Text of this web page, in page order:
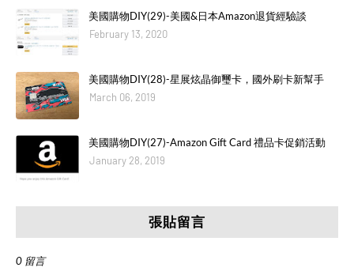
美國購物DIY(29)-美國&日本Amazon退貨經驗談
February 13, 2020
美國購物DIY(28)-星展炫晶御璽卡，國外刷卡新幫手
March 06, 2019
美國購物DIY(27)-Amazon Gift Card 禮品卡促銷活動
January 28, 2019
張貼留言
0 留言